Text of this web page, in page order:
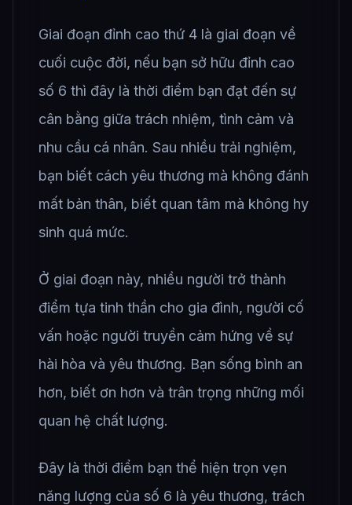
Giai đoạn đỉnh cao thứ 4 là giai đoạn về
cuối cuộc đời, nếu bạn sở hữu đỉnh cao
số 6 thì đây là thời điểm bạn đạt đến sự
cân bằng giữa trách nhiệm, tình cảm và
nhu cầu cá nhân. Sau nhiều trải nghiệm,
bạn biết cách yêu thương mà không đánh
mất bản thân, biết quan tâm mà không hy
sinh quá mức.
Ở giai đoạn này, nhiều người trở thành
điểm tựa tinh thần cho gia đình, người cố
vấn hoặc người truyền cảm hứng về sự
hài hòa và yêu thương. Bạn sống bình an
hơn, biết ơn hơn và trân trọng những mối
quan hệ chất lượng.
Đây là thời điểm bạn thể hiện trọn vẹn
năng lượng của số 6 là yêu thương, trách